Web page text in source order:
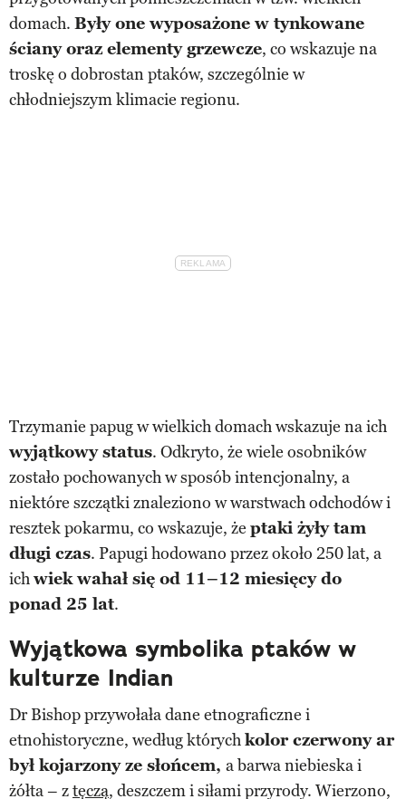
domach. Były one wyposażone w tynkowane
ściany oraz elementy grzewcze, co wskazuje na
troskę o dobrostan ptaków, szczególnie w
chłodniejszym klimacie regionu.
Trzymanie papug w wielkich domach wskazuje na ich
wyjątkowy status. Odkryto, że wiele osobników
zostało pochowanych w sposób intencjonalny, a
niektóre szczątki znaleziono w warstwach odchodów i
resztek pokarmu, co wskazuje, że ptaki żyły tam
długi czas. Papugi hodowano przez około 250 lat, a
ichwiek wahał się od 11–12 miesięcy do
ponad 25 lat.
Wyjątkowa symbolika ptaków w
kulturze Indian
Dr Bishop przywołała dane etnograficzne i
etnohistoryczne, według którychkolor czerwony ar
był kojarzony ze słońcem, a barwa niebieska i
żółta – ztęczą, deszczem i siłami przyrody. Wierzono,